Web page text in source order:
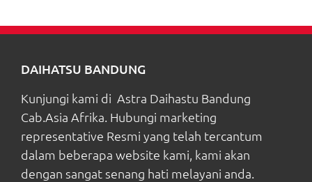
DAIHATSU BANDUNG
Kunjungi kami di Astra Daihastu Bandung
Cab.Asia Afrika. Hubungi marketing
representative Resmi yang telah tercantum
dalam beberapa website kami, kami akan
dengan sangat senang hati melayani anda.